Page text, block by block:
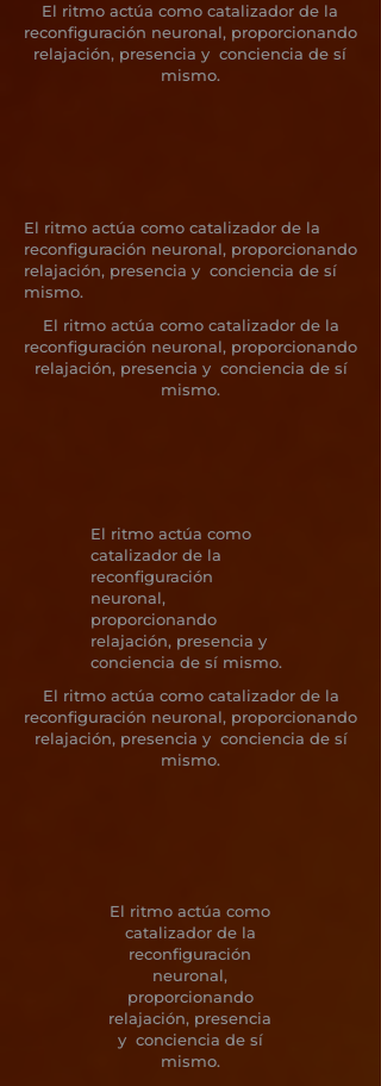
El ritmo actúa como catalizador de la
reconfiguración neuronal, proporcionando
relajación, presencia y conciencia de sí
mismo.
El ritmo actúa como catalizador de la
reconfiguración neuronal, proporcionando
relajación, presencia y conciencia de sí
mismo.
El ritmo actúa como catalizador de la
reconfiguración neuronal, proporcionando
relajación, presencia y conciencia de sí
mismo.
El ritmo actúa como
catalizador de la
reconfiguración
neuronal,
proporcionando
relajación, presencia y
conciencia de sí mismo.
El ritmo actúa como catalizador de la
reconfiguración neuronal, proporcionando
relajación, presencia y conciencia de sí
mismo.
El ritmo actúa como
catalizador de la
reconfiguración
neuronal,
proporcionando
relajación, presencia
y conciencia de sí
mismo.